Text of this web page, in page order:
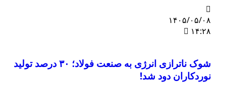
۱۴۰۵/۰۵/۰۸
۱۴:۲۸
شوک ناترازی انرژی به صنعت فولاد؛ ۳۰ درصد تولید
نوردکاران دود شد!